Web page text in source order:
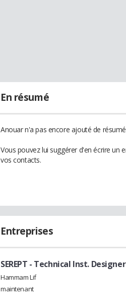
En résumé
Anouar n'a pas encore ajouté de
Vous pouvez lui suggérer d'en écrire un
vos contacts.
Entreprises
SEREPT - Technical Inst. Designer
Hammam Lif
maintenant